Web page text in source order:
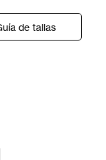
de tallas